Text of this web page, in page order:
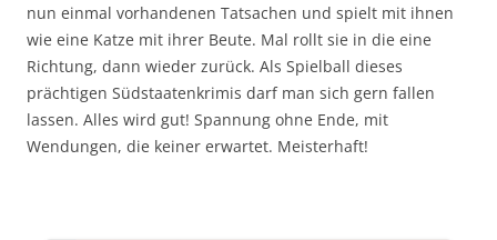
nun einmal vorhandenen Tatsachen und spielt mit ihnen
wie eine Katze mit ihrer Beute. Mal rollt sie in die eine
Richtung, dann wieder zurück. Als Spielball dieses
prächtigen Südstaatenkrimis darf man sich gern fallen
lassen. Alles wird gut! Spannung ohne Ende, mit
Wendungen, die keiner erwartet. Meisterhaft!